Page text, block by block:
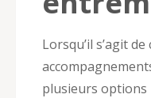
Lorsqu’il s’agit
plusieurs options